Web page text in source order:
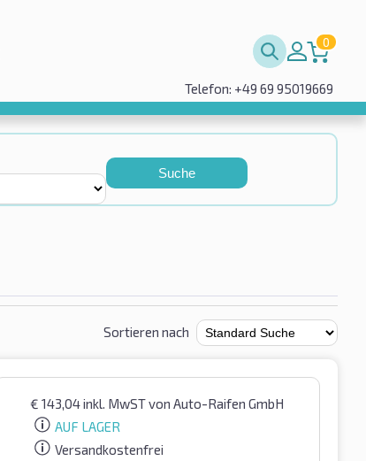
0
Telefon: +49 69 95019669
Suche
Sortieren nach
€ 143,04inkl. MwSTvon Auto-Raifen GmbH
AUF LAGER
Versandkostenfrei